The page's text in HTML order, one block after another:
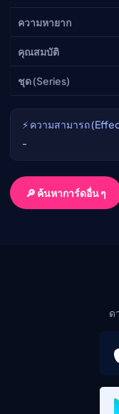
ความหายาก
คุณสมบัติ
ชุด (Series)
⚡ ความสามารถ
-
🔎 ค้นหาการ์ดอื่น ๆ
ด